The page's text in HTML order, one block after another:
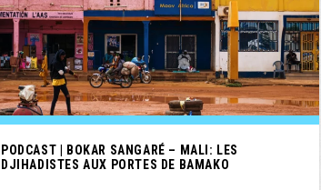
PODCAST | BOKAR SANGARÉ – MALI: LES
DJIHADISTES AUX PORTES DE BAMAKO